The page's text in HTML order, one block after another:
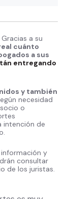
Gracias a su
cuánto
a sus
entregando
y también
necesidad
o
intención de
y
consultar
de los juristas.